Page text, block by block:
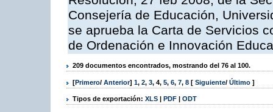
Consejería de Educación,
se aprueba la Carta de Servicios
de Ordenación e Innovación
209 documentos encontrados, mostrando del 76 al 100.
[Primero/ Anterior] 1, 2, 3, 4, 5, 6, 7, 8 [ Siguiente/ Último ]
Tipos de exportación: XLS | PDF | ODT